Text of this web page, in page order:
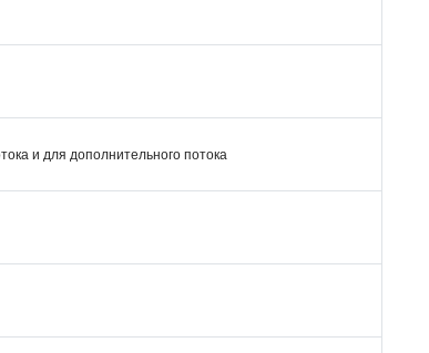
и для дополнительного потока